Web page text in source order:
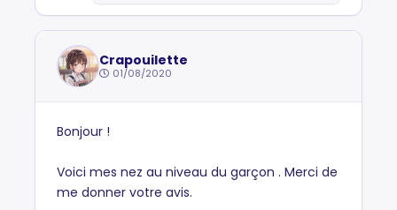
Crapouilette
01/08/2020
Bonjour !
Voici mes nez au niveau du garçon . Merci de
me donner votre avis.